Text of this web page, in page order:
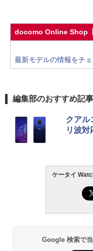
docomo Online Shop【
最新モデルの情報をチ
編集部のおすすめ記事
クアル
リ波対
ケータイ
Google 検索で